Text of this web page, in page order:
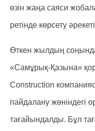
өзін жаңа саяси
ретінде көрсету
Өткен жылдың
«Самұрық-Қазына»
Construction
пайдалану жөніндегі
тағайындалды. Бұл